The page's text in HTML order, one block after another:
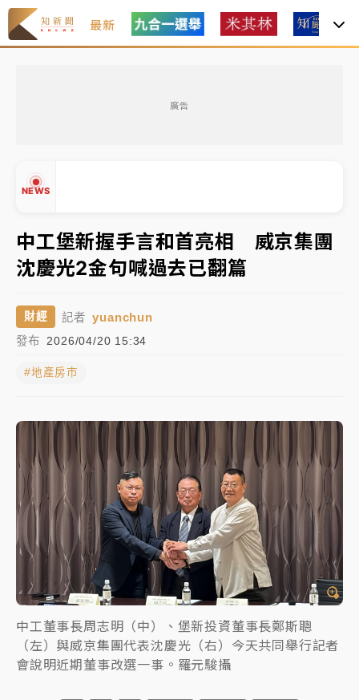
最新
廣告
NEWS
中信慈善基金會想增加董事人數！辜仲諒向法院聲請遭
駁 理由曝光
故宮《龍藏經》特展第2檔！今線上預約開賣一度塞車
周六起展出延長至晚上7時
台東農業處長涉圖利渡假村！東檢抗告成功 今重開羈
父親節泡湯了！中颱白海豚雨彈轟3天 「紅到發紫」降
雨熱區曝
暑假過三周才推「E宿新北打卡趣」！抽獎程序複雜 觀
旅局回應了
中信慈善基金會想增加董事人數！辜仲諒向法院聲請遭
駁 理由曝光
故宮《龍藏經》特展第2檔！今線上預約開賣一度塞車
周六起展出延長至晚上7時
台東農業處長涉圖利渡假村！東檢抗告成功 今重開羈
押庭
父親節泡湯了！中颱白海豚雨彈轟3天 「紅到發紫」降
雨熱區曝
中工堡新握手言和首亮相 威京集團
沈慶光2金句喊過去已翻篇
財經 記者 yuanchun
發布 2026/04/20 15:34
#地產房市
中工董事長周志明（中）、堡新投資董事長鄭斯聰
（左）與威京集團代表沈慶光（右）今天共同舉行記者
會說明近期董事改選一事。羅元駿攝